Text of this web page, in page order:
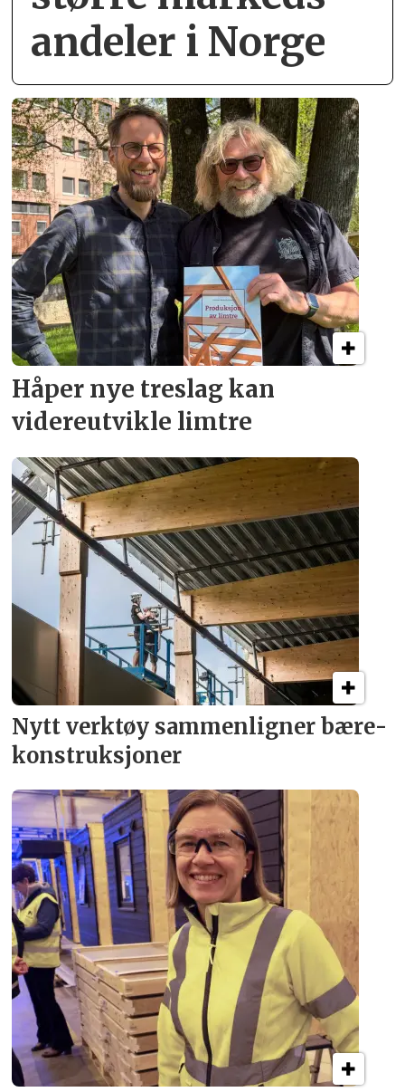
andeler i Norge
Håper nye treslag kan
videreutvikle limtre
Nytt verktøy sammenligner bære­
konstruksjoner